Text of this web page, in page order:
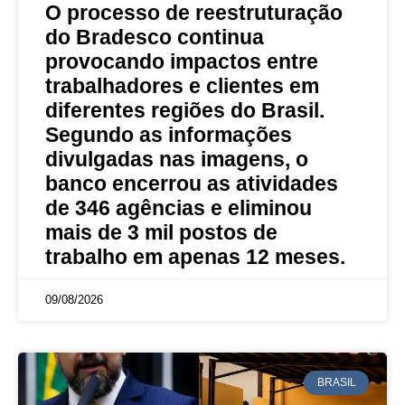
O processo de reestruturação
do Bradesco continua
provocando impactos entre
trabalhadores e clientes em
diferentes regiões do Brasil.
Segundo as informações
divulgadas nas imagens, o
banco encerrou as atividades
de 346 agências e eliminou
mais de 3 mil postos de
trabalho em apenas 12 meses.
09/08/2026
BRASIL